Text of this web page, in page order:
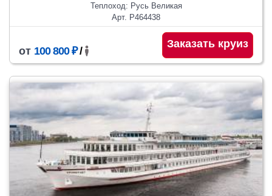
Теплоход: Русь Великая
Арт. Р464438
от 100 800 ₽/
Заказать круиз